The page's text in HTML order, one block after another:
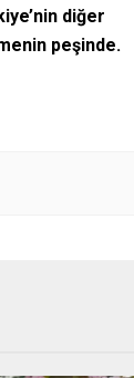
diğer
peşinde.